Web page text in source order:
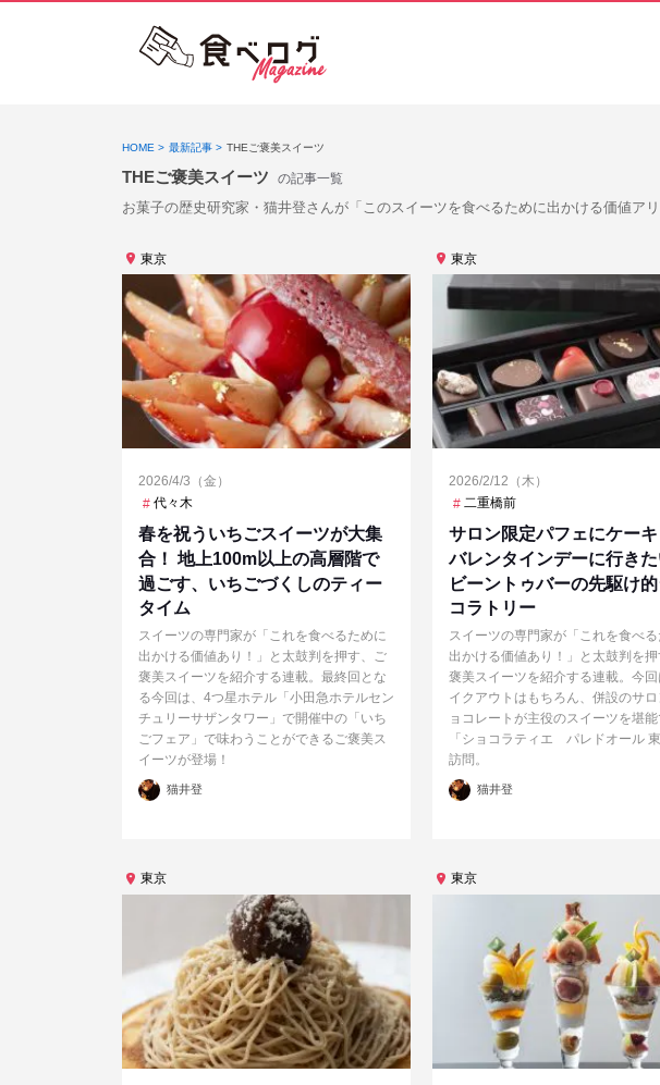
HOME 最新記事 THEご褒美スイーツ
THEご褒美スイーツ の記事一覧
お菓子の歴史研究家・猫井登さんが「このスイーツを食べるために出かける価値ア
東京
2026/4/3（金）
代々木
春を祝ういちごスイーツが大集
合！ 地上100m以上の高層階で
過ごす、いちごづくしのティー
タイム
スイーツの専門家が「これを食べるために
出かける価値あり！」と太鼓判を押す、ご
褒美スイーツを紹介する連載。最終回とな
る今回は、4つ星ホテル「小田急ホテルセン
チュリーサザンタワー」で開催中の「いち
ごフェア」で味わうことができるご褒美ス
イーツが登場！
投
稿
猫井登
東京
2026/2/12（木）
二重橋前
サロン限定パフェにケーキ
バレンタインデーに行きた
ビーントゥバーの先駆け的
コラトリー
スイーツの専門家が「これを食べ
出かける価値あり！」と太鼓判を
褒美スイーツを紹介する連載。今回
イクアウトはもちろん、併設のサ
ョコレートが主役のスイーツを堪
「ショコラティエ パレドオール
訪問。
投
稿
猫井登
東京 東京